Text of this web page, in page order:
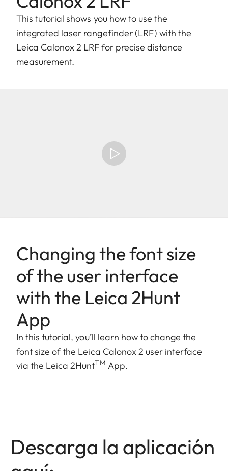
This tutorial shows you how to use the
integrated laser rangefinder (LRF) with the
Leica Calonox 2 LRF for precise distance
measurement.
Changing the font size
of the user interface
with the Leica 2Hunt
App
In this tutorial, you’ll learn how to change the
font size of the Leica Calonox 2 user interface
via the Leica 2HuntTM App.
Descarga la aplicación